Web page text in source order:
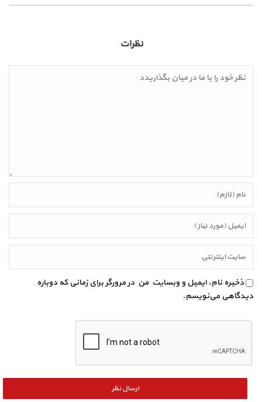
نظرات
ذخیره نام، ایمیل و وبسایت من در مرورگر برای زمانی که دوباره
دیدگاهی می‌نویسم.